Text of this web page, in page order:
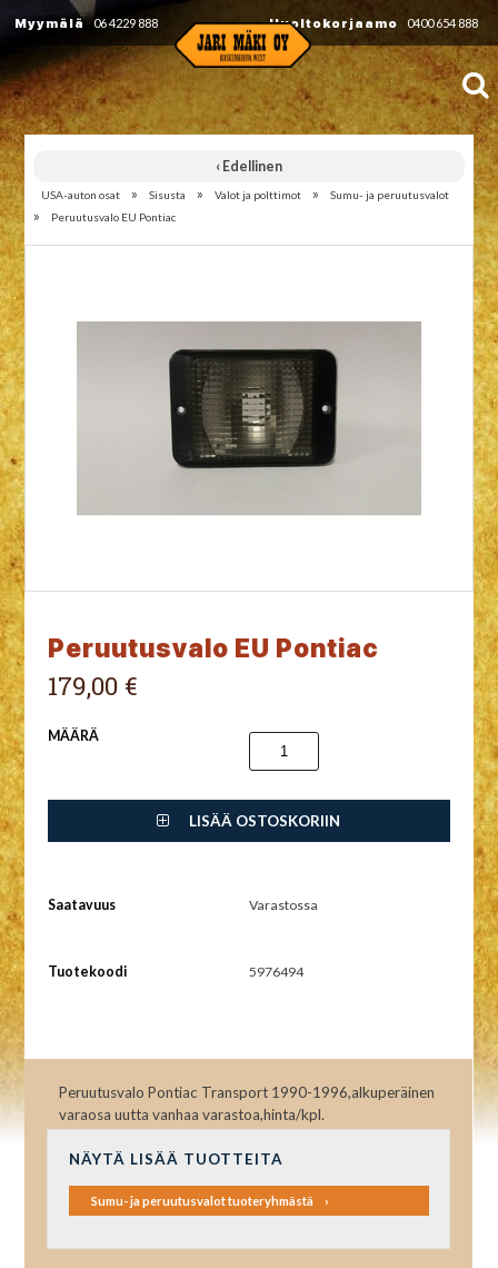
Myymälä 06 4229 888 Huoltokorjaamo 0400 654 888
‹ Edellinen
USA-auton osat » Sisusta » Valot ja polttimot » Sumu- ja peruutusvalot
» Peruutusvalo EU Pontiac
Peruutusvalo EU Pontiac
179,00 €
MÄÄRÄ
LISÄÄ OSTOSKORIIN
Saatavuus Varastossa
Tuotekoodi 5976494
Peruutusvalo Pontiac Transport 1990-1996,alkuperäinen
varaosa uutta vanhaa varastoa,hinta/kpl.
NÄYTÄ LISÄÄ TUOTTEITA
Sumu- ja peruutusvalot tuoteryhmästä